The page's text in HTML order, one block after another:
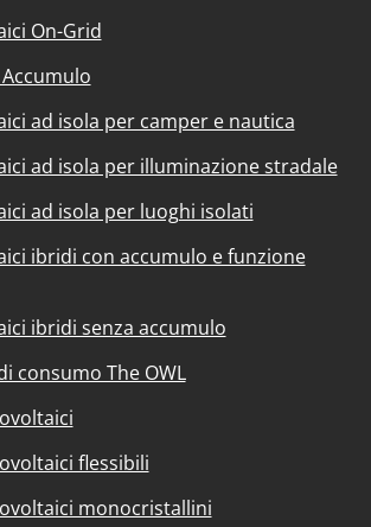
On-Grid
ad isola per camper e nautica
ad isola per illuminazione stradale
ad isola per luoghi isolati
ibridi con accumulo e funzione
ibridi senza accumulo
consumo The OWL
flessibili
monocristallini